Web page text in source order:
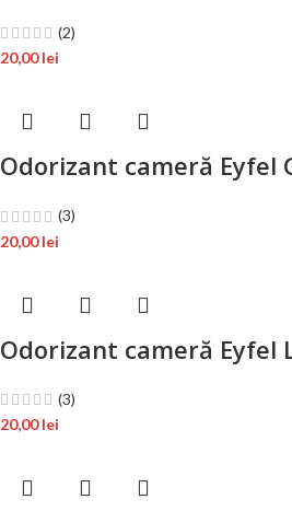
(2)
20,00lei
Odorizant cameră Eyfel
(3)
20,00lei
Odorizant cameră Eyfel
(3)
20,00lei